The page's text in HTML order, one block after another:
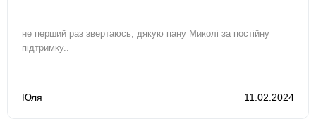
не перший раз звертаюсь, дякую пану Миколі за постійну
підтримку..
Юля 11.02.2024